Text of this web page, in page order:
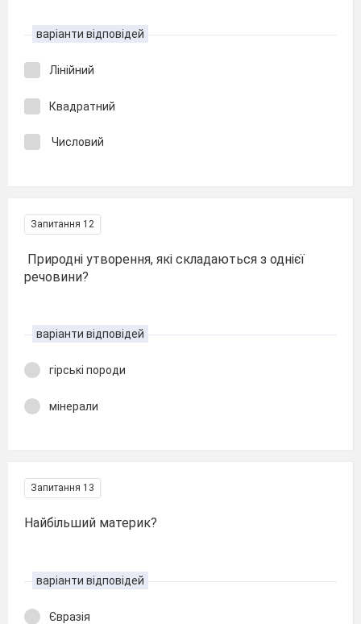
варіанти відповідей
Лінійний
Квадратний
Числовий
Запитання 12
Природні утворення, які складаються з однієї
речовини?
варіанти відповідей
гірські породи
мінерали
Запитання 13
Найбільший материк?
варіанти відповідей
Євразія